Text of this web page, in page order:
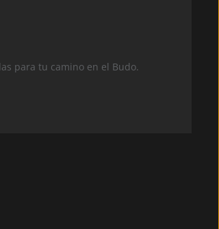
para tu camino en el Budo.